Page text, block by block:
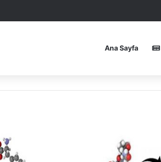
Ana Sayfa